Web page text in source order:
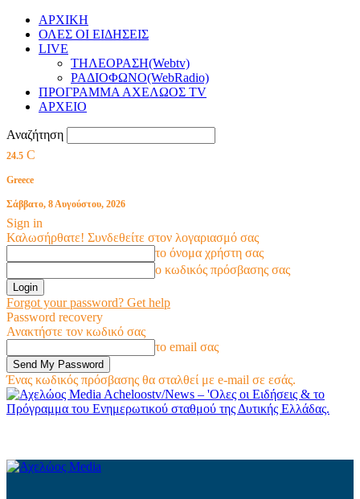
ΑΡΧΙΚΗ
ΟΛΕΣ ΟΙ ΕΙΔΗΣΕΙΣ
LIVE
ΤΗΛΕΟΡΑΣΗ(Webtv)
ΡΑΔΙΟΦΩΝΟ(WebRadio)
ΠΡΟΓΡΑΜΜΑ ΑΧΕΛΩΟΣ TV
ΑΡΧΕΙΟ
Αναζήτηση
24.5 C
Greece
Σάββατο, 8 Αυγούστου, 2026
Sign in
Καλωσήρθατε! Συνδεθείτε στον λογαριασμό σας
το όνομα χρήστη σας
ο κωδικός πρόσβασης σας
Forgot your password? Get help
Password recovery
Ανακτήστε τον κωδικό σας
το email σας
Ένας κωδικός πρόσβασης θα σταλθεί με e-mail σε εσάς.
Acheloostv/News – 'Ολες οι Ειδήσεις & το
Πρόγραμμα του Ενημερωτικού σταθμού της Δυτικής Ελλάδας.